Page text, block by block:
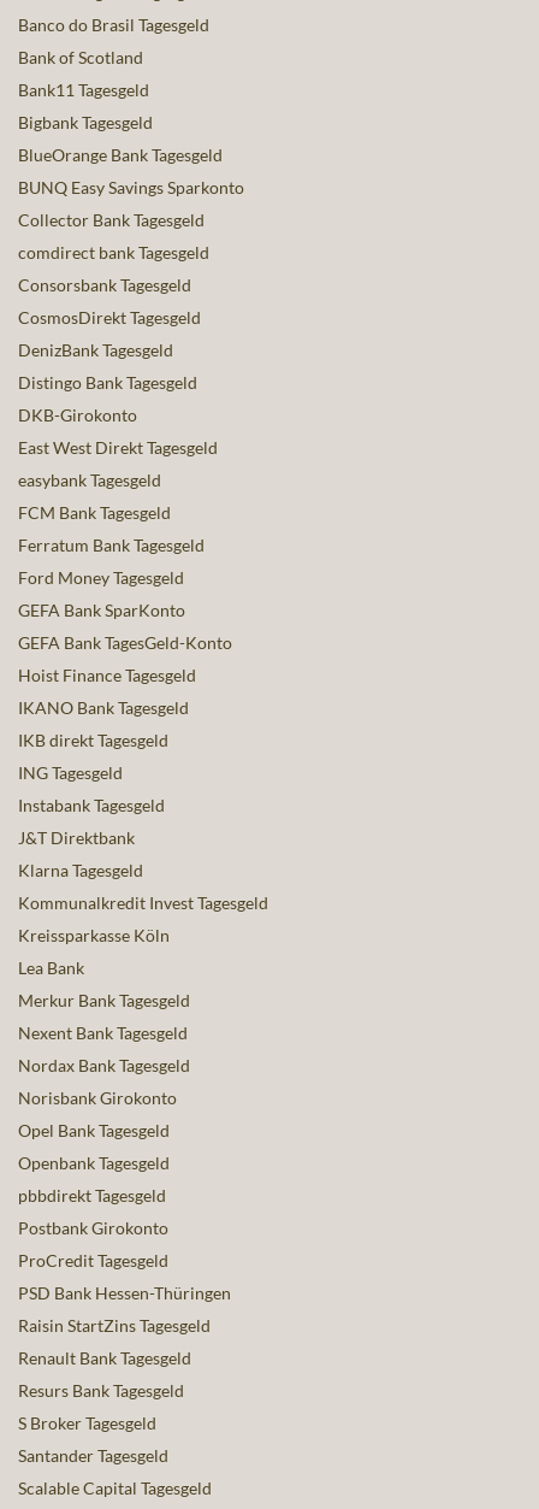
Banco do Brasil Tagesgeld
Bank of Scotland
Bank11 Tagesgeld
Bigbank Tagesgeld
BlueOrange Bank Tagesgeld
BUNQ Easy Savings Sparkonto
Collector Bank Tagesgeld
comdirect bank Tagesgeld
Consorsbank Tagesgeld
CosmosDirekt Tagesgeld
DenizBank Tagesgeld
Distingo Bank Tagesgeld
DKB-Girokonto
East West Direkt Tagesgeld
easybank Tagesgeld
FCM Bank Tagesgeld
Ferratum Bank Tagesgeld
Ford Money Tagesgeld
GEFA Bank SparKonto
GEFA Bank TagesGeld-Konto
Hoist Finance Tagesgeld
IKANO Bank Tagesgeld
IKB direkt Tagesgeld
ING Tagesgeld
Instabank Tagesgeld
J&T Direktbank
Klarna Tagesgeld
Kommunalkredit Invest Tagesgeld
Kreissparkasse Köln
Lea Bank
Merkur Bank Tagesgeld
Nexent Bank Tagesgeld
Nordax Bank Tagesgeld
Norisbank Girokonto
Opel Bank Tagesgeld
Openbank Tagesgeld
pbbdirekt Tagesgeld
Postbank Girokonto
ProCredit Tagesgeld
PSD Bank Hessen-Thüringen
Raisin StartZins Tagesgeld
Renault Bank Tagesgeld
Resurs Bank Tagesgeld
S Broker Tagesgeld
Santander Tagesgeld
Scalable Capital Tagesgeld